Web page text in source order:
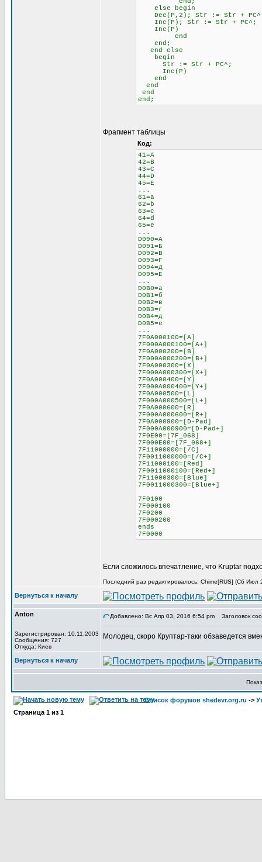
else begin \\
Dec(P,2); Str := Str +
Inc(P); Str := Str + PC^;
Inc(P)
end
end;
end else \\ Если
begin
Str := Str + PC^;
Inc(P)
end
end
end
end;
Фрагмент таблицы
Код:
41=A
42=B
43=C
44=D
45=E
...
61=a
62=b
63=c
64=d
65=e
...
D090=А
D091=Б
D092=В
D093=Г
D094=Д
D095=Е
...
D0B0=а
D0B1=б
D0B2=в
D0B3=г
D0B4=д
D0B5=е
...
7F0A000100=[A]
7F000A000100=[A+]
7F0A000200=[B]
7F000A000200=[B+]
7F0A000300=[X]
7F000A000300=[X+]
7F0A000400=[Y]
7F000A000400=[Y+]
7F0A000500=[L]
7F000A000500=[L+]
7F0A000600=[R]
7F000A000600=[R+]
7F0A000900=[D-Pad]
7F000A000900=[D-Pad+]
7F0E00=[7F_068]
7F000E00=[7F_068+]
7F11000000=[/C]
7F0011000000=[/C+]
7F11000100=[Red]
7F0011000100=[Red+]
7F11000300=[Blue]
7F0011000300=[Blue+]
7F0100
7F000100
7F0200
7F000200
ends
7F0000
Если сложилось впечатление, что Kruptar
Последний раз редактировалось: Chime[RUS] (Сб Июл
Вернуться к началу
Anton
Зарегистрирован: 10.11.2003
Сообщения: 727
Откуда: Киев
Добавлено: Вс Апр 03, 2016 6:54 pm Заголовок
Молодец, скоро Круптар-таки обзаведется
Вернуться к началу
Список форумов shedevr.org.ru ->
Страница 1 из 1